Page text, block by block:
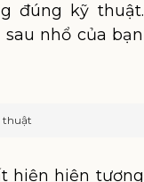
đúng kỹ thuật.
nhổ của bạn
thuật
hiện hiện tượng